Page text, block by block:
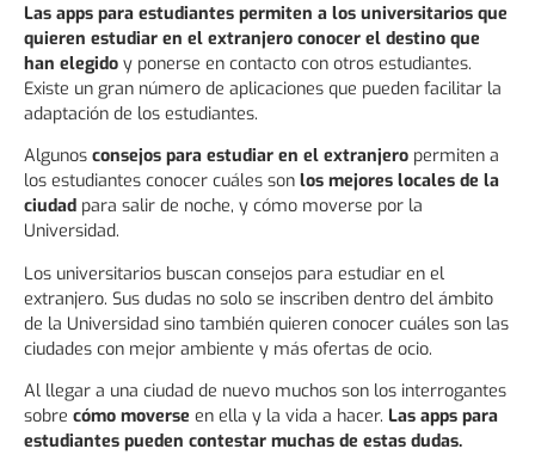
Las apps para estudiantes permiten a los universitarios que
quieren estudiar en el extranjero conocer el destino que
han elegido y ponerse en contacto con otros estudiantes.
Existe un gran número de aplicaciones que pueden facilitar la
adaptación de los estudiantes.
Algunos consejos para estudiar en el extranjero permiten a
los estudiantes conocer cuáles son los mejores locales de la
ciudad para salir de noche, y cómo moverse por la
Universidad.
Los universitarios buscan consejos para estudiar en el
extranjero. Sus dudas no solo se inscriben dentro del ámbito
de la Universidad sino también quieren conocer cuáles son las
ciudades con mejor ambiente y más ofertas de ocio.
Al llegar a una ciudad de nuevo muchos son los interrogantes
sobre cómo moverse en ella y la vida a hacer. Las apps para
estudiantes pueden contestar muchas de estas dudas.